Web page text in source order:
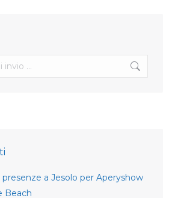
a Jesolo per Aperyshow
Beach